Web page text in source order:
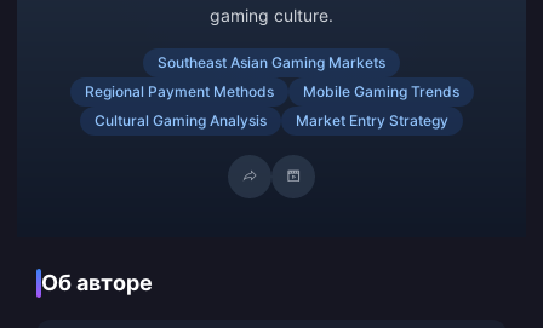
gaming culture.
Southeast Asian Gaming Markets
Regional Payment Methods
Mobile Gaming Trends
Cultural Gaming Analysis
Market Entry Strategy
Об авторе